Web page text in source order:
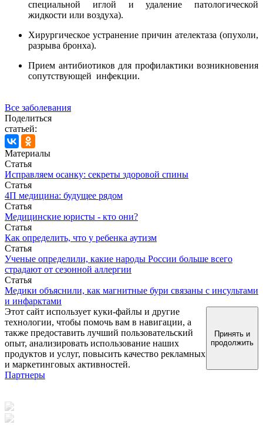
специальной иглой и удаление патологической
жидкости или воздуха).
Хирургическое устранение причин ателектаза (опухоли,
разрыва бронха).
Прием антибиотиков для профилактики возникновения
сопутствующей инфекции.
Все заболевания
Поделиться
статьей:
Материалы
Статья
Исправляем осанку: секреты здоровой спины
Статья
4П медицина: будущее рядом
Статья
Медицинские юристы - кто они?
Статья
Как определить, что у ребенка аутизм
Статья
Ученые определили, какие народы России больше всего
страдают от сезонной аллергии
Статья
Медики объяснили, как магнитные бури связаны с инсультами
и инфарктами
Этот сайт использует куки-файлы и другие
технологии, чтобы помочь вам в навигации, а
также предоставить лучший пользовательский
опыт, анализировать использование наших
продуктов и услуг, повысить качество рекламных
и маркетинговых активностей.
Принять и
продолжить
Партнеры